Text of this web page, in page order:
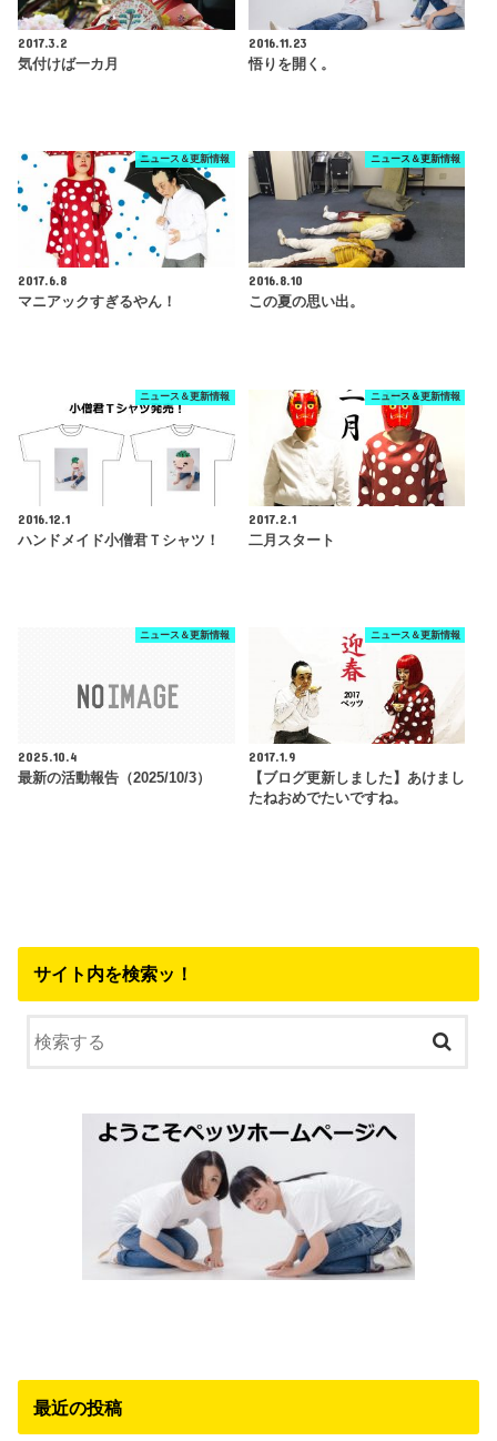
2017.3.2
気付けば一カ月
2016.11.23
悟りを開く。
ニュース＆更新情報
2017.6.8
マニアックすぎるやん！
ニュース＆更新情報
2016.8.10
この夏の思い出。
ニュース＆更新情報
2016.12.1
ハンドメイド小僧君Ｔシャツ！
ニュース＆更新情報
2017.2.1
二月スタート
ニュース＆更新情報
2025.10.4
最新の活動報告（2025/10/3）
ニュース＆更新情報
2017.1.9
【ブログ更新しました】あけまし
たねおめでたいですね。
サイト内を検索ッ！
最近の投稿